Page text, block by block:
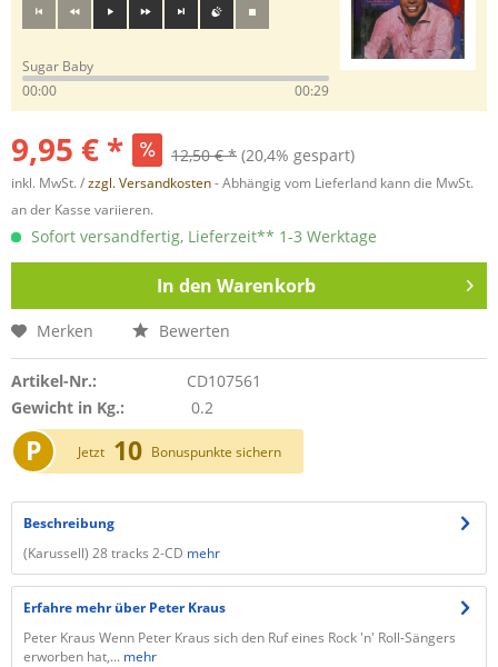
Sugar Baby
00:00
00:29
9,95 € * 12,50 € * (20,4% gespart)
inkl. MwSt. /zzgl. Versandkosten- Abhängig vom Lieferland kann die MwSt.
an der Kasse variieren.
Sofort versandfertig, Lieferzeit** 1-3 Werktage
In den Warenkorb
Merken Bewerten
Artikel-Nr.:
CD107561
Gewicht in Kg.:
0.2
P Jetzt 10 Bonuspunkte sichern
Beschreibung
(Karussell) 28 tracks 2-CD mehr
Erfahre mehr über Peter Kraus
Peter Kraus Wenn Peter Kraus sich den Ruf eines Rock 'n' Roll-Sängers
erworben hat,... mehr